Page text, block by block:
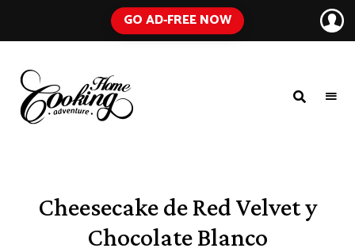
GO AD-FREE NOW
Everyday
Ingredients
Cheesecake de Red Velvet y
Chocolate Blanco